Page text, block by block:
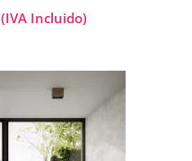
(IVA Incluido)